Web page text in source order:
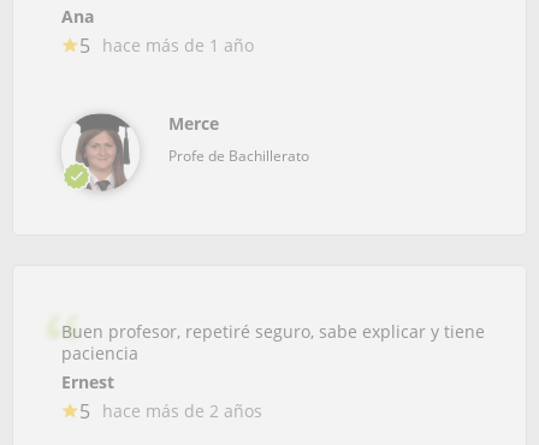
Ana
5 hace más de 1 año
Merce
Profe de Bachillerato
Buen profesor, repetiré seguro, sabe explicar y tiene
paciencia
Ernest
5 hace más de 2 años